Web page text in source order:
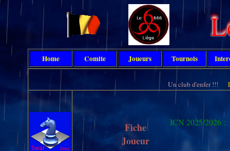
Home Comite Joueurs Tournois
Un club d'enfer !!!
Fiche
Joueur
ICN 2025/2026 :